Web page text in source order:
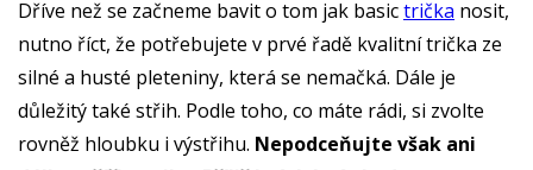
Dříve než se začneme bavit o tom jak basictrička nosit,
nutno říct, že potřebujete v prvé řadě kvalitní trička ze
silné a husté pleteniny, která se nemačká. Dále je
důležitý také střih. Podle toho, co máte rádi, si zvolte
rovněž hloubku i výstřihu. Nepodceňujte však ani